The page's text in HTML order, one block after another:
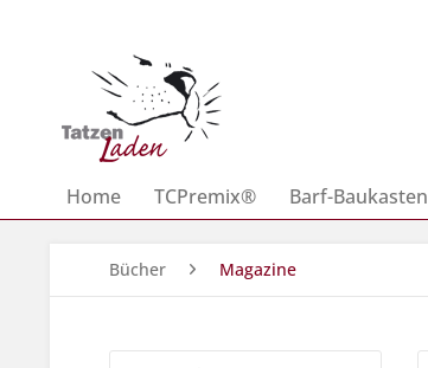
Home TCPremix® Barf-Baukasten
Bücher Magazine